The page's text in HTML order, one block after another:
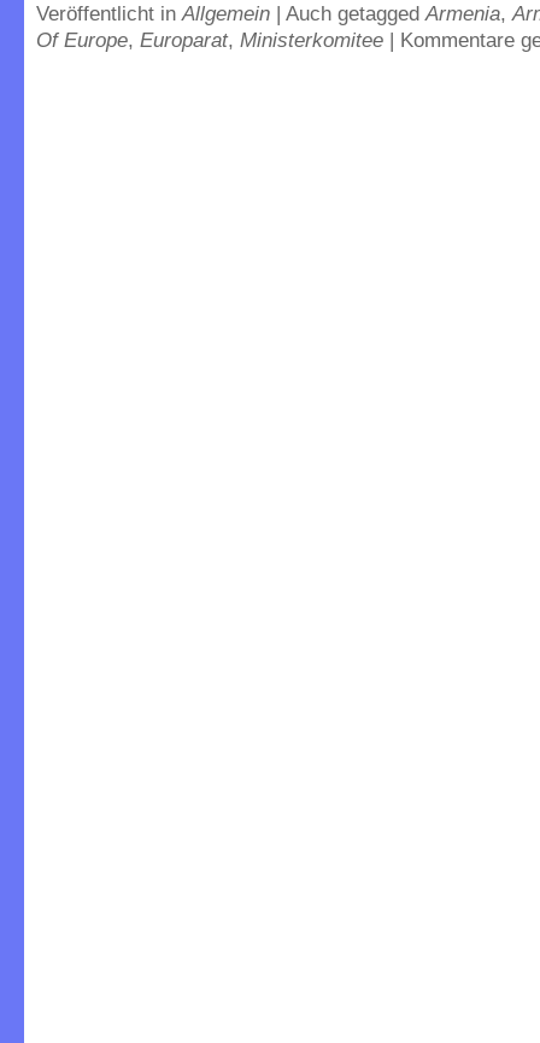
Veröffentlicht inAllgemein | Auch getaggedArmenia,
Of Europe, Europarat, Ministerkomitee | Kommentare